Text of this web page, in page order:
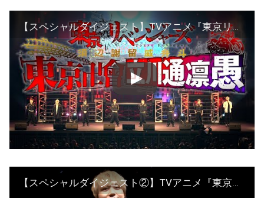
【スペシャルダイジェスト】TVアニメ『東京リベンジャーズ』須辺謝留威弁斗～東京卍會立川通凛愚～ ①
【スペシャルダイジェスト②】TVアニメ『東京リベンジャーズ』須辺謝留威弁斗～東京卍會立川通凛愚～ ②